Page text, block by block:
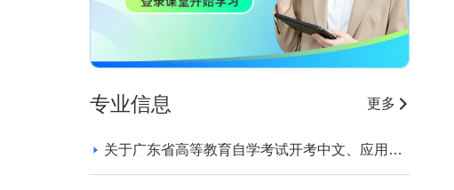
专业信息 更多
关于广东省高等教育自学考试开考中文、应用英